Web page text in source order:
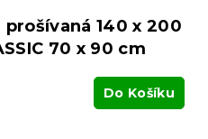
140 x 200
70 x 90 cm
Do Košíku